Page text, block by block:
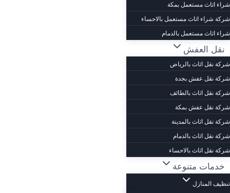
شراء اثاث مستعمل بمكة
شركة شراء اثاث مستعمل بالاحساء
شراء اثاث مستعمل بالدمام
نقل العفش
شركة نقل اثاث بالرياض
شركة نقل عفش بجدة
شركة نقل اثاث بالطائف
شركة نقل عفش بمكة
شركة نقل اثاث بالمدينة
شركة نقل اثاث بالدمام
شركة نقل اثاث بالاحساء
خدمات متنوعة
تنظيف المنازل